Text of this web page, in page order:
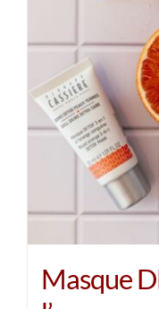
Masque